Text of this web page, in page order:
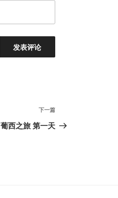
下
一
下一篇
葡西之旅 第一天